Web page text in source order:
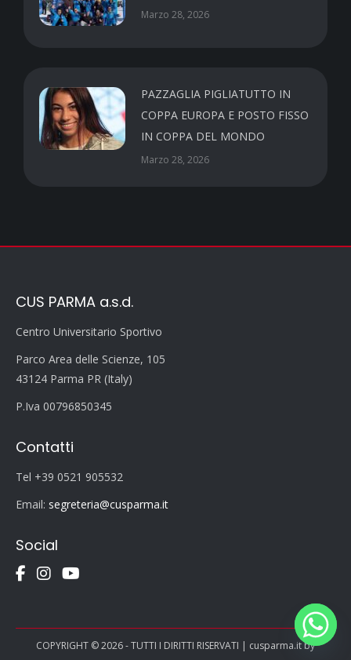
Marzo 28, 2026
PAZZAGLIA PIGLIATUTTO IN
COPPA EUROPA E POSTO FISSO
IN COPPA DEL MONDO
Marzo 28, 2026
CUS PARMA a.s.d.
Centro Universitario Sportivo
Parco Area delle Scienze, 105
43124 Parma PR (Italy)
P.Iva 00796850345
Contatti
Tel +39 0521 905532
Email: segreteria@cusparma.it
Social
COPYRIGHT © 2026 - TUTTI I DIRITTI RISERVATI | cusparma.it by